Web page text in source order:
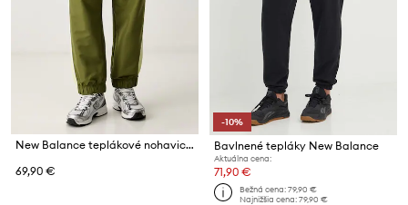
New Balance teplákové nohavice pánske
69,90 €
-10%
Bavlnené tepláky New Balance
Aktuálna cena:
71,90 €
Bežná cena:79,90 €
Najnižšia cena:79,90 €